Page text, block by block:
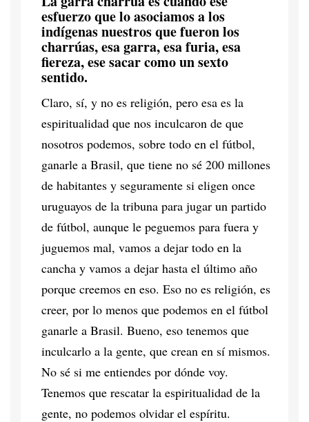
esfuerzo que lo asociamos a los
indígenas nuestros que fueron los
charrúas, esa garra, esa furia, esa
fiereza, ese sacar como un sexto
sentido.
Claro, sí, y no es religión, pero esa es la
espiritualidad que nos inculcaron de que
nosotros podemos, sobre todo en el fútbol,
ganarle a Brasil, que tiene no sé 200 millones
de habitantes y seguramente si eligen once
uruguayos de la tribuna para jugar un partido
de fútbol, aunque le peguemos para fuera y
juguemos mal, vamos a dejar todo en la
cancha y vamos a dejar hasta el último año
porque creemos en eso. Eso no es religión, es
creer, por lo menos que podemos en el fútbol
ganarle a Brasil. Bueno, eso tenemos que
inculcarlo a la gente, que crean en sí mismos.
No sé si me entiendes por dónde voy.
Tenemos que rescatar la espiritualidad de la
gente, no podemos olvidar el espíritu.